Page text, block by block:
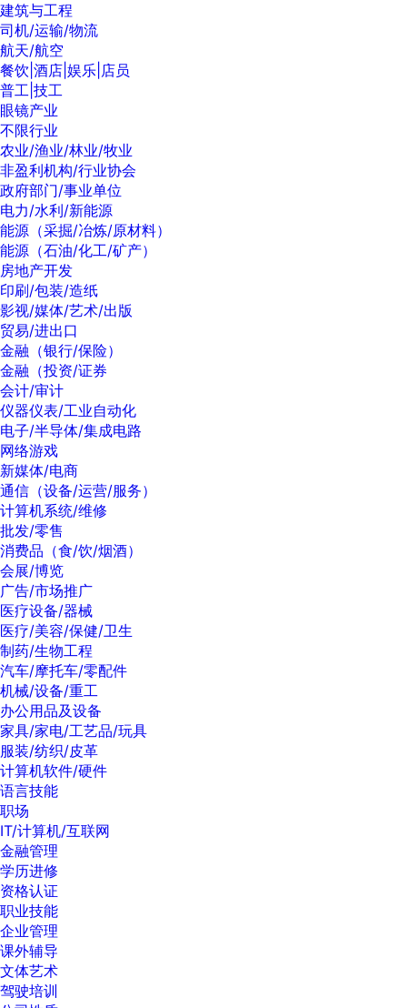
建筑与工程
司机/运输/物流
航天/航空
餐饮|酒店|娱乐|店员
普工|技工
眼镜产业
不限行业
农业/渔业/林业/牧业
非盈利机构/行业协会
政府部门/事业单位
电力/水利/新能源
能源（采掘/冶炼/原材料）
能源（石油/化工/矿产）
房地产开发
印刷/包装/造纸
影视/媒体/艺术/出版
贸易/进出口
金融（银行/保险）
金融（投资/证券
会计/审计
仪器仪表/工业自动化
电子/半导体/集成电路
网络游戏
新媒体/电商
通信（设备/运营/服务）
计算机系统/维修
批发/零售
消费品（食/饮/烟酒）
会展/博览
广告/市场推广
医疗设备/器械
医疗/美容/保健/卫生
制药/生物工程
汽车/摩托车/零配件
机械/设备/重工
办公用品及设备
家具/家电/工艺品/玩具
服装/纺织/皮革
计算机软件/硬件
语言技能
职场
IT/计算机/互联网
金融管理
学历进修
资格认证
职业技能
企业管理
课外辅导
文体艺术
驾驶培训